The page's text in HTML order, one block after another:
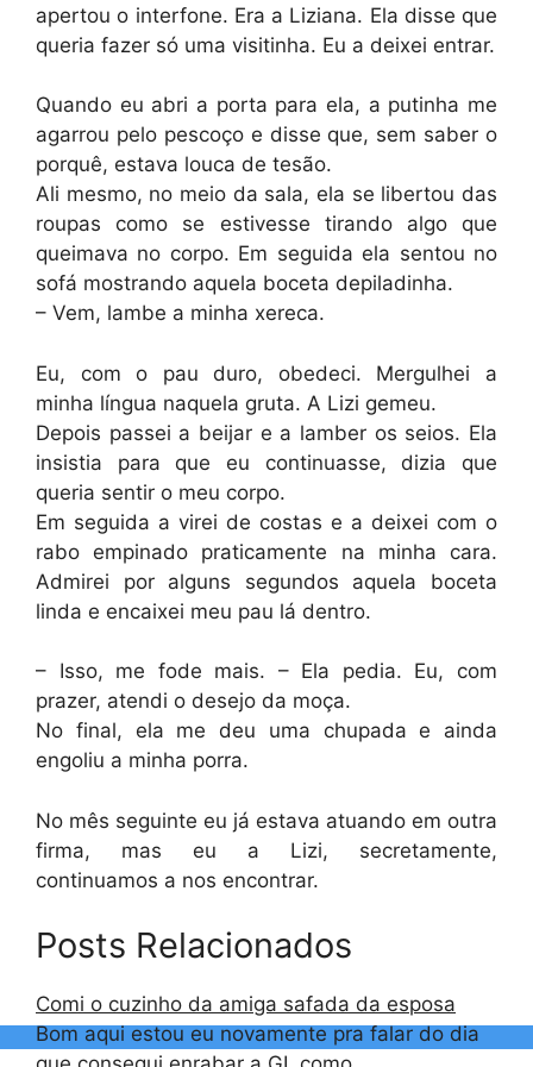
apertou o interfone. Era a Liziana. Ela disse que
queria fazer só uma visitinha. Eu a deixei entrar.
Quando eu abri a porta para ela, a putinha me
agarrou pelo pescoço e disse que, sem saber o
porquê, estava louca de tesão.
Ali mesmo, no meio da sala, ela se libertou das
roupas como se estivesse tirando algo que
queimava no corpo. Em seguida ela sentou no
sofá mostrando aquela boceta depiladinha.
– Vem, lambe a minha xereca.
Eu, com o pau duro, obedeci. Mergulhei a
minha língua naquela gruta. A Lizi gemeu.
Depois passei a beijar e a lamber os seios. Ela
insistia para que eu continuasse, dizia que
queria sentir o meu corpo.
Em seguida a virei de costas e a deixei com o
rabo empinado praticamente na minha cara.
Admirei por alguns segundos aquela boceta
linda e encaixei meu pau lá dentro.
– Isso, me fode mais. – Ela pedia. Eu, com
prazer, atendi o desejo da moça.
No final, ela me deu uma chupada e ainda
engoliu a minha porra.
No mês seguinte eu já estava atuando em outra
firma, mas eu a Lizi, secretamente,
continuamos a nos encontrar.
Posts Relacionados
Comi o cuzinho da amiga safada da esposa
Bom aqui estou eu novamente pra falar do dia